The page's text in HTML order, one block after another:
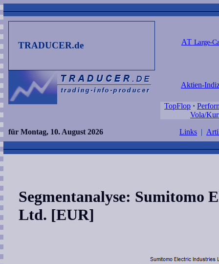
TRADUCER.de AT Large-
Aktien-
TopFlop ·
Vola/
für Montag, 10. August 2026 Links |
Segmentanalyse: Sumitomo
Ltd. [EUR]